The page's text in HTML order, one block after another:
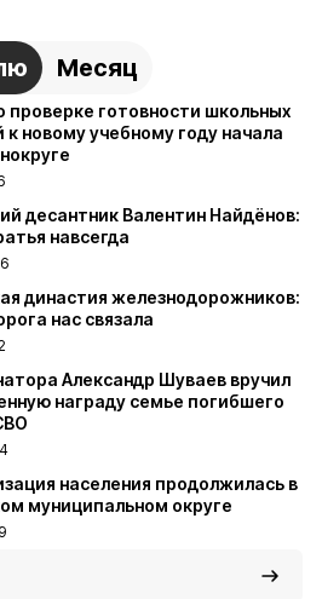
Месяц
проверке готовности школьных
новому учебному году начала
десантник Валентин Найдёнов:
навсегда
династия железнодорожников:
нас связала
Александр Шуваев вручил
награду семье погибшего
населения продолжилась в
муниципальном округе